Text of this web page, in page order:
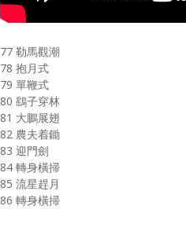
77 勒馬觀潮
78 抱月式
79 單鞭式
80 鷂子穿林
81 大鵬展翅
82 農夫着鋤
83 迎門劍
84 轉身橫掃
85 流星趕月
86 轉身橫掃